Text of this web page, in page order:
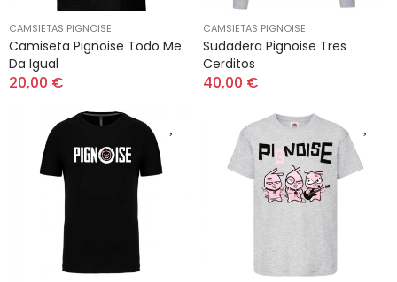
CAMSIETAS PIGNOISE
Camiseta Pignoise Todo Me
Da Igual
20,00 €
CAMSIETAS PIGNOISE
Sudadera Pignoise Tres
Cerditos
40,00 €